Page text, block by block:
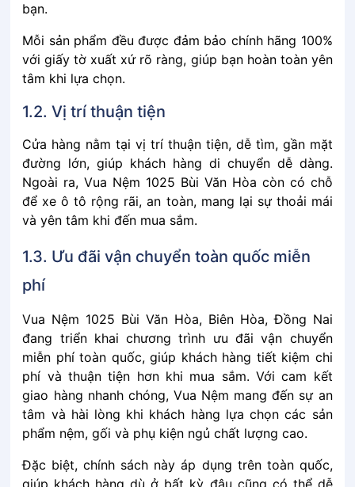
bạn.
Mỗi sản phẩm đều được đảm bảo chính hãng 100%
với giấy tờ xuất xứ rõ ràng, giúp bạn hoàn toàn yên
tâm khi lựa chọn.
1.2. Vị trí thuận tiện
Cửa hàng nằm tại vị trí thuận tiện, dễ tìm, gần mặt
đường lớn, giúp khách hàng di chuyển dễ dàng.
Ngoài ra, Vua Nệm 1025 Bùi Văn Hòa còn có chỗ
để xe ô tô rộng rãi, an toàn, mang lại sự thoải mái
và yên tâm khi đến mua sắm.
1.3. Ưu đãi vận chuyển toàn quốc miễn
phí
Vua Nệm 1025 Bùi Văn Hòa, Biên Hòa, Đồng Nai
đang triển khai chương trình ưu đãi vận chuyển
miễn phí toàn quốc, giúp khách hàng tiết kiệm chi
phí và thuận tiện hơn khi mua sắm. Với cam kết
giao hàng nhanh chóng, Vua Nệm mang đến sự an
tâm và hài lòng khi khách hàng lựa chọn các sản
phẩm nệm, gối và phụ kiện ngủ chất lượng cao.
Đặc biệt, chính sách này áp dụng trên toàn quốc,